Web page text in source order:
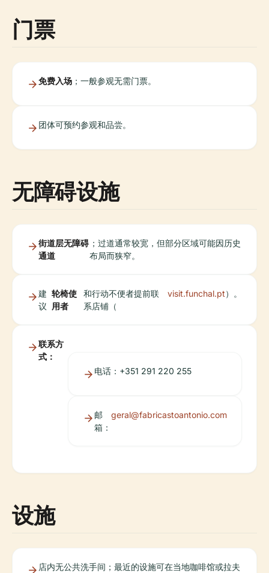
门票
免费入场 ；一般参观无需门票。
团体可预约参观和品尝。
无障碍设施
街道层无障碍
通道
；过道通常较宽，但部分区域可能因历史
布局而狭窄。
建
议
轮椅使
用者
和行动不便者提前联
系店铺（
visit.funchal.pt）。
联系方
式：
电话：+351 291 220 255
邮
箱：
geral@fabricastoantonio.com
设施
店内无公共洗手间；最近的设施可在当地咖啡馆或拉夫